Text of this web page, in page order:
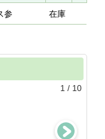
参 在庫
1 / 10